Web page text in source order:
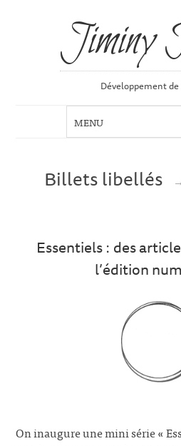
Jiminy
Développement de
Billets libellés →
Essentiels : des
l’édition
On inaugure une mini série «